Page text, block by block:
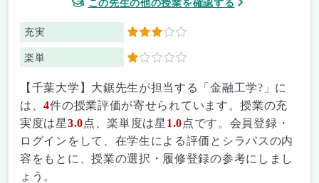
この先生の他の授業を確認する
充実 3
楽単 1
【千葉大学】大鋸先生が担当する「金融工学?」に
は、4件の授業評価が寄せられています。授業の充
実度は星3.0点、楽単度は星 1.0点です。会員登録・
ログインをして、在学生による評価とシラバスの内
容をもとに、授業の選択・履修登録の参考にしまし
ょう。